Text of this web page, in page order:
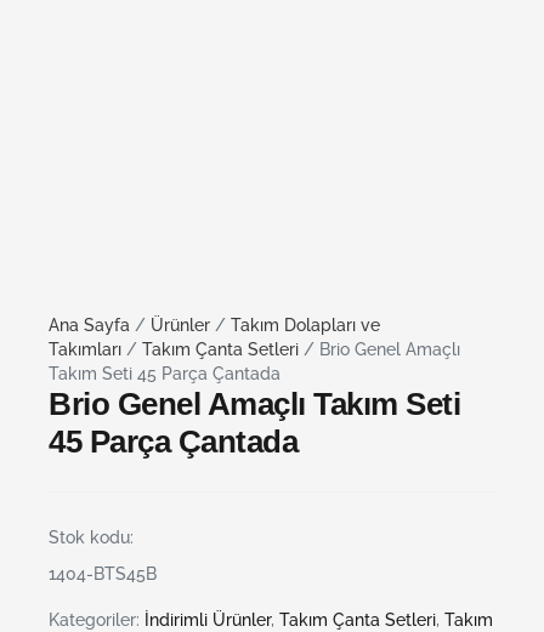
Ana Sayfa / Ürünler / Takım Dolapları ve
Takımları / Takım Çanta Setleri / Brio Genel Amaçlı
Takım Seti 45 Parça Çantada
Brio Genel Amaçlı Takım Seti
45 Parça Çantada
Stok kodu:
1404-BTS45B
Kategoriler: İndirimli Ürünler, Takım Çanta Setleri, Takım